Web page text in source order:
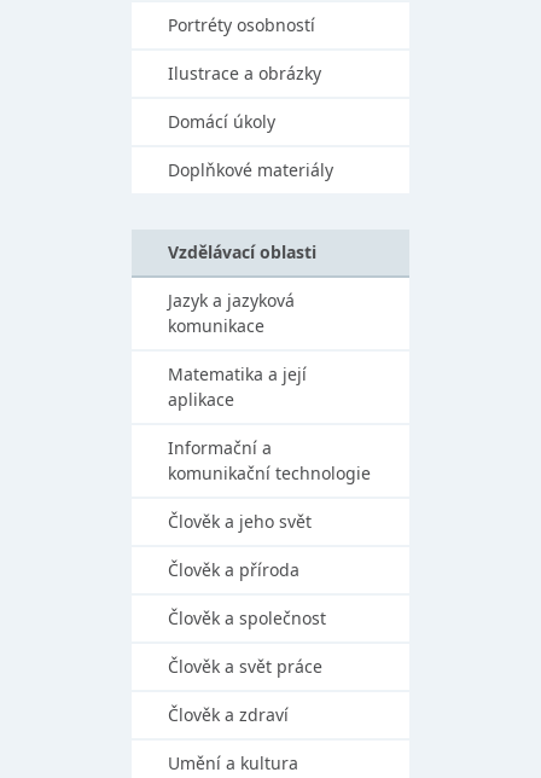
Portréty osobností
Ilustrace a obrázky
Domácí úkoly
Doplňkové materiály
Vzdělávací oblasti
Jazyk a jazyková
komunikace
Matematika a její
aplikace
Informační a
komunikační technologie
Člověk a jeho svět
Člověk a příroda
Člověk a společnost
Člověk a svět práce
Člověk a zdraví
Umění a kultura